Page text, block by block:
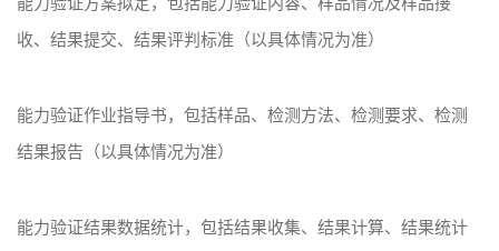
收、结果提交、结果评判标准（以具体情况为准）
能力验证作业指导书，包括样品、检测方法、检测要求、检测
结果报告（以具体情况为准）
能力验证结果数据统计，包括结果收集、结果计算、结果统计